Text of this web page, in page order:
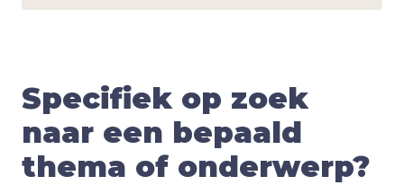
Specifiek op zoek
naar een bepaald
thema of onderwerp?